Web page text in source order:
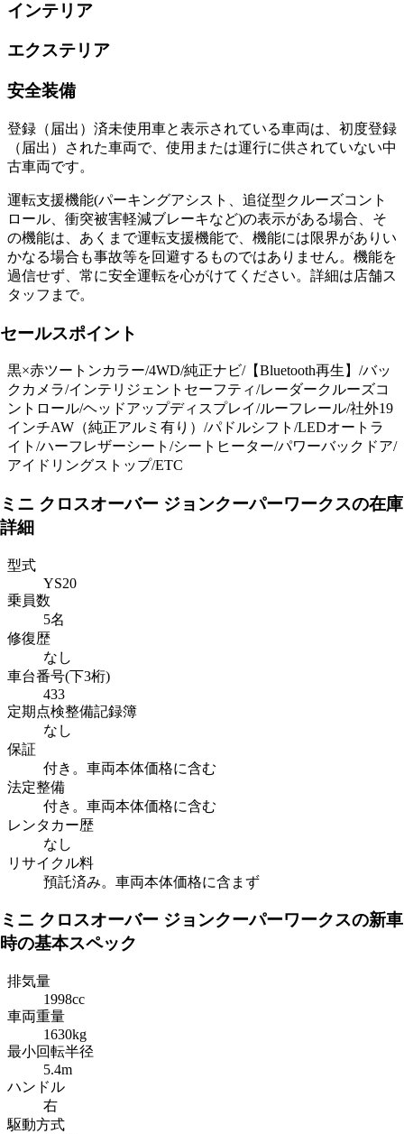
インテリア
エクステリア
安全装備
登録（届出）済未使用車と表示されている車両は、初度登録
（届出）された車両で、使用または運行に供されていない中
古車両です。
運転支援機能(パーキングアシスト、追従型クルーズコント
ロール、衝突被害軽減ブレーキなど)の表示がある場合、そ
の機能は、あくまで運転支援機能で、機能には限界がありい
かなる場合も事故等を回避するものではありません。機能を
過信せず、常に安全運転を心がけてください。詳細は店舗ス
タッフまで。
セールスポイント
黒×赤ツートンカラー/4WD/純正ナビ/【Bluetooth再生】/バッ
クカメラ/インテリジェントセーフティ/レーダークルーズコ
ントロール/ヘッドアップディスプレイ/ルーフレール/社外19
インチAW（純正アルミ有り）/パドルシフト/LEDオートラ
イト/ハーフレザーシート/シートヒーター/パワーバックドア/
アイドリングストップ/ETC
ミニ クロスオーバー ジョンクーパーワークスの在庫
詳細
型式
YS20
乗員数
5名
修復歴
なし
車台番号(下3桁)
433
定期点検整備記録簿
なし
保証
付き。車両本体価格に含む
法定整備
付き。車両本体価格に含む
レンタカー歴
なし
リサイクル料
預託済み。車両本体価格に含まず
ミニ クロスオーバー ジョンクーパーワークスの新車
時の基本スペック
排気量
1998cc
車両重量
1630kg
最小回転半径
5.4m
ハンドル
右
駆動方式